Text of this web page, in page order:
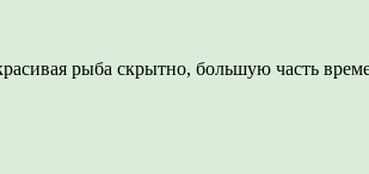
рыба скрытно, большую часть